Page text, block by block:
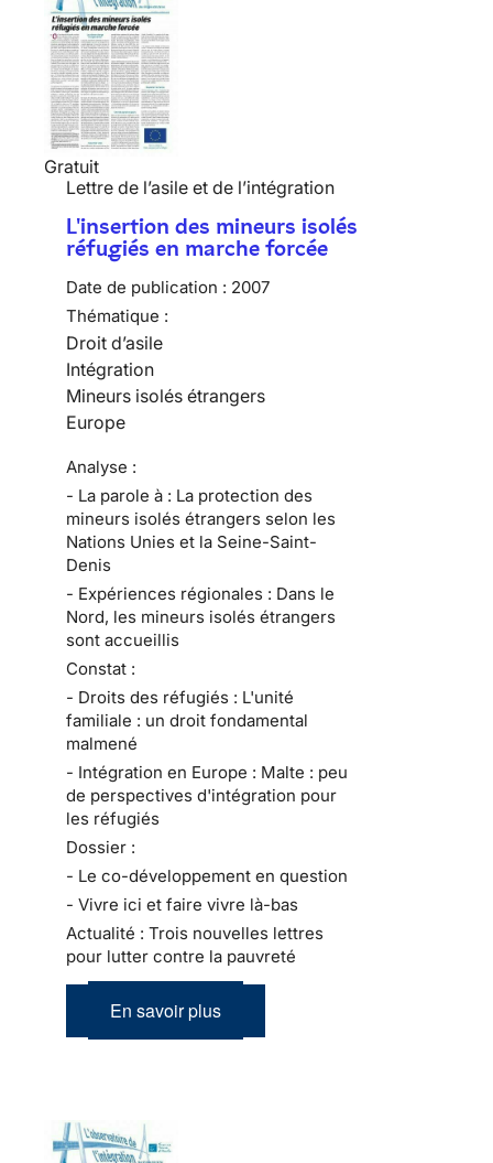
Gratuit
Lettre de l’asile et de l’intégration
L'insertion des mineurs isolés
réfugiés en marche forcée
Date de publication : 2007
Thématique :
Droit d’asile
Intégration
Mineurs isolés étrangers
Europe
Analyse :
- La parole à : La protection des
mineurs isolés étrangers selon les
Nations Unies et la Seine-Saint-
Denis
- Expériences régionales : Dans le
Nord, les mineurs isolés étrangers
sont accueillis
Constat :
- Droits des réfugiés : L'unité
familiale : un droit fondamental
malmené
- Intégration en Europe : Malte : peu
de perspectives d'intégration pour
les réfugiés
Dossier :
- Le co-développement en question
- Vivre ici et faire vivre là-bas
Actualité : Trois nouvelles lettres
pour lutter contre la pauvreté
En savoir plus